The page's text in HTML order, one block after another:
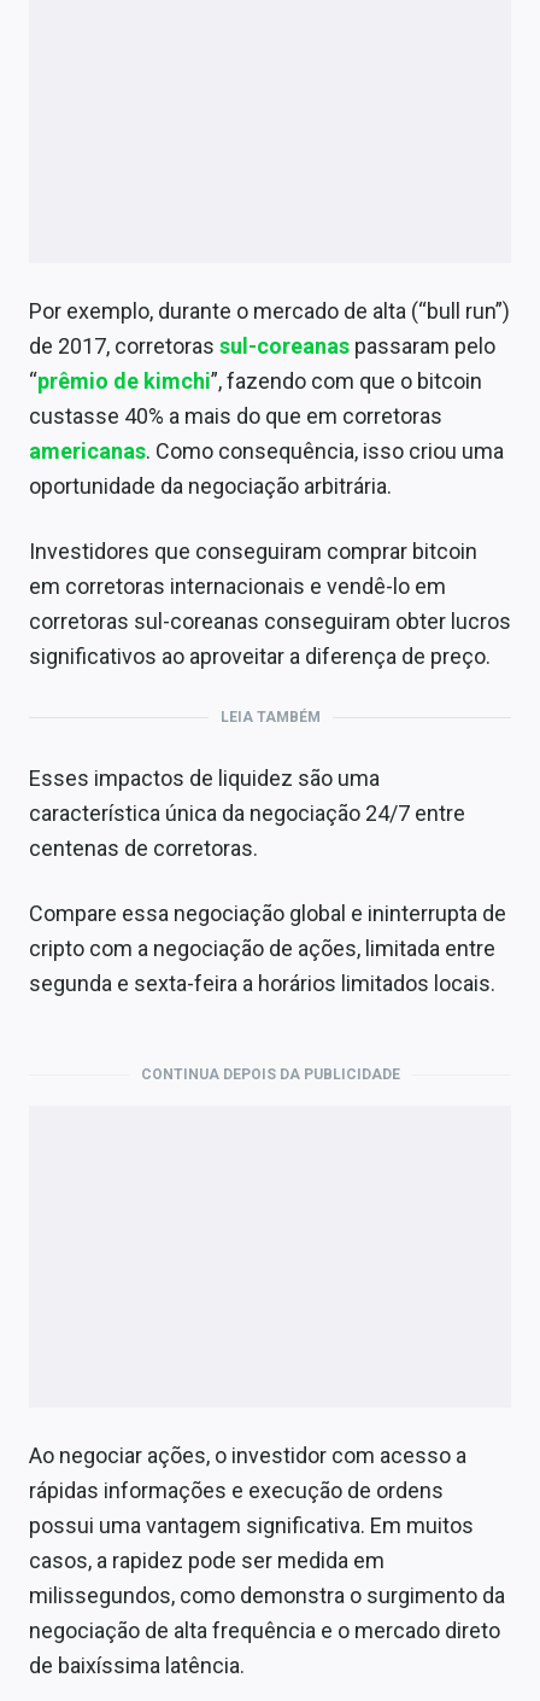
Por exemplo, durante o mercado de alta (“bull run”)
de 2017, corretoras sul-coreanas passaram pelo
“prêmio de kimchi”, fazendo com que o bitcoin
custasse 40% a mais do que em corretoras
americanas. Como consequência, isso criou uma
oportunidade da negociação arbitrária.
Investidores que conseguiram comprar bitcoin
em corretoras internacionais e vendê-lo em
corretoras sul-coreanas conseguiram obter lucros
significativos ao aproveitar a diferença de preço.
LEIA TAMBÉM
Esses impactos de liquidez são uma
característica única da negociação 24/7 entre
centenas de corretoras.
Compare essa negociação global e ininterrupta de
cripto com a negociação de ações, limitada entre
segunda e sexta-feira a horários limitados locais.
CONTINUA DEPOIS DA PUBLICIDADE
Ao negociar ações, o investidor com acesso a
rápidas informações e execução de ordens
possui uma vantagem significativa. Em muitos
casos, a rapidez pode ser medida em
milissegundos, como demonstra o surgimento da
negociação de alta frequência e o mercado direto
de baixíssima latência.